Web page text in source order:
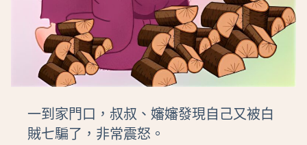
一到家門口，叔叔、嬸嬸發現自己又被白
賊七騙了，非常震怒。